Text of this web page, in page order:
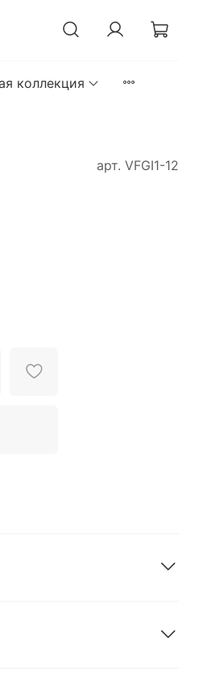
коллекция
арт. VFGI1-12